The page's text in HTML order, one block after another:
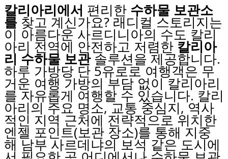
칼리아리에서 편리한 수하물 보관소
를 찾고 계신가요? 래디컬 스토리지는
이 아름다운 사르디니아의 수도 칼리
아리 전역에 안전하고 저렴한 칼리아
리 수하물 보관솔루션을 제공합니다.
하루 가방당 단 5유로로 여행객은 무
거운 여행 가방의 부담 없이 칼리아리
를 자유롭게 여행할 수 있습니다. 칼리
아리의 주요 명소, 교통 중심지, 역사
적인 지역 근처에 전략적으로 위치한
엔젤 포인트(보관 장소)를 통해 지중
해 남부 사르데냐의 보석 같은 도시에